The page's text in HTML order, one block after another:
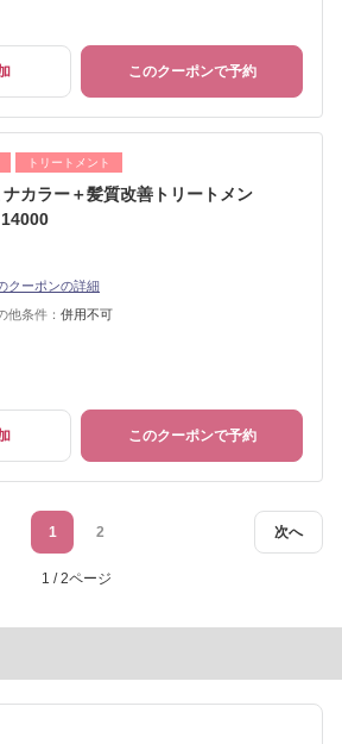
このクーポンで予約
トリートメント
カラー＋髪質改善トリートメン
クーポンの詳細
他条件： 併用不可
このクーポンで予約
次へ
1 2
1 / 2ページ